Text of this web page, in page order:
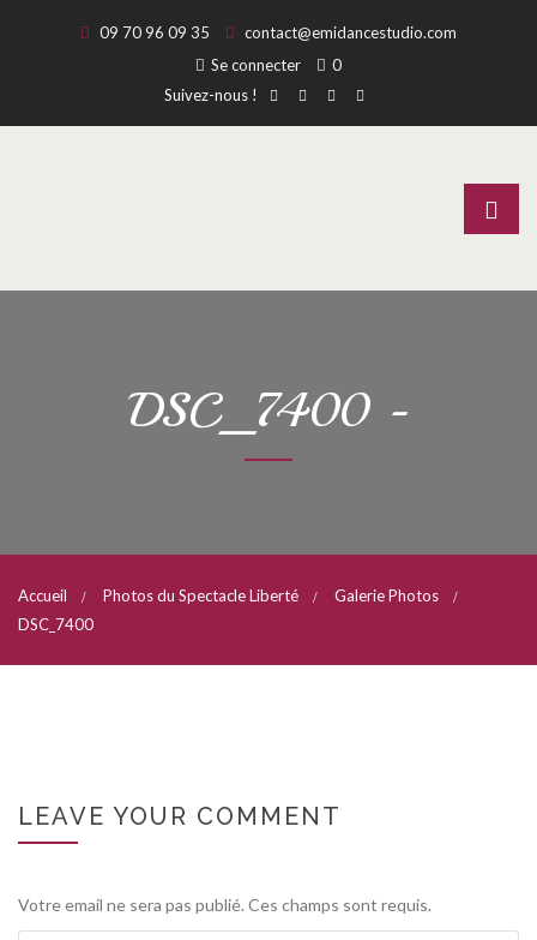
09 70 96 09 35
contact@emidancestudio.com
Se connecter
0
Suivez-nous !
DSC_7400 -
Accueil Photos du Spectacle Liberté
Galerie Photos
DSC_7400
LEAVE YOUR COMMENT
Votre email ne sera pas publié. Ces champs sont requis.